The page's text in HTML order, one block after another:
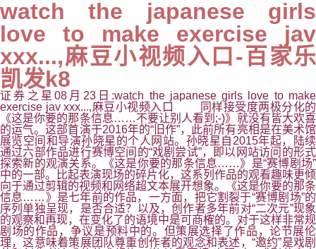
watch the japanese girls
love to make exercise jav
xxx...,麻豆小视频入口-百家乐
凯发k8
证券之星08月23日:watch the japanese girls love to make
exercise jav xxx...,麻豆小视频入口 同样接受度两极分化的
《这是你要的那条信息……不要让别人看到;-)》就没有皆大欢喜
的运气。这部首演于2016年的“旧作”，此前所有亮相是在美术馆
展览空间和导演孙晓星的个人网站。孙晓星自2015年起，陆续
通过六部作品进行赛博空间的“戏剧尝试”，即以网站访问的形式
探索新的观演关系。《这是你要的那条信息……》是“赛博剧场”
中的一部。比起表演现场的碎片化，这系列作品的观看趣味更倾
向于通过剪辑的视频和网络超文本展开想象。《这是你要的那条
信息……》是七年前的作品，一方面，把它割裂于“赛博剧场”的
序列单独呈现，是否合适？以及，创作者多年前对“二次元”现象
的观察和再现，在变化了的语境中是可商榷的。对于这样非常规
剧场的作品，争议是预料中的。但策展选择了作品，论节展伦
理，这意味着策展团队尊重创作者的观念和表述，“邀约”是戏剧